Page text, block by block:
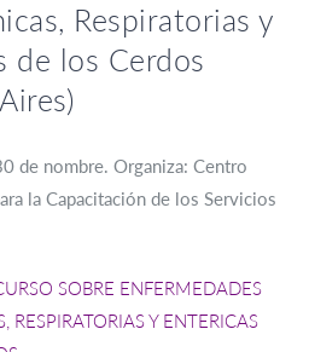
Respiratorias y
de los Cerdos
de nombre. Organiza: Centro
la Capacitación de los Servicios
SOBRE ENFERMEDADES
RESPIRATORIAS Y ENTERICAS